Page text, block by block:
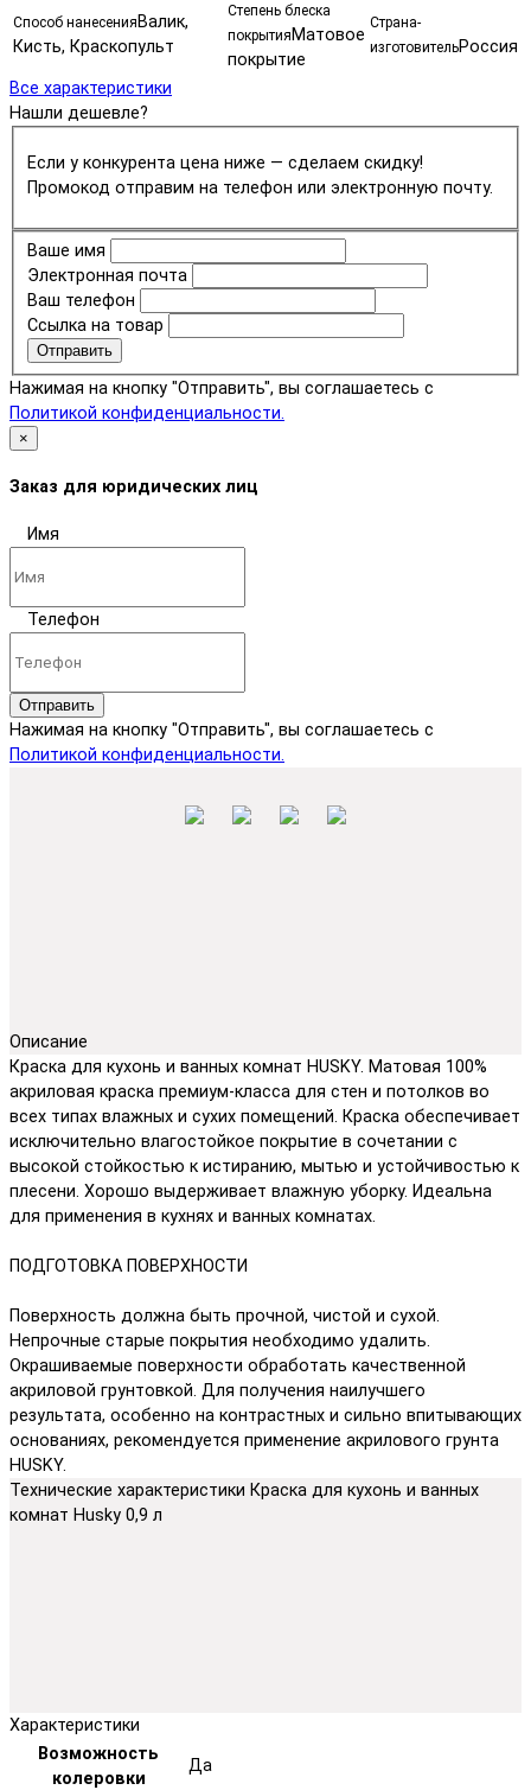
Способ нанесения Валик,
Кисть, Краскопульт
Степень блеска
покрытия Матовое
покрытие
Страна-
изготовительРоссия
Все характеристики
Нашли дешевле?
Если у конкурента цена ниже — сделаем скидку!
Промокод отправим на телефон или электронную почту.
Ваше имя
Электронная почта
Ваш телефон
Ссылка на товар
Отправить
Нажимая на кнопку "Отправить", вы соглашаетесь с
Политикой конфиденциальности.
×
Заказ для юридических лиц
Имя
Телефон
Отправить
Нажимая на кнопку "Отправить", вы соглашаетесь с
Политикой конфиденциальности.
Описание
Краска для кухонь и ванных комнат HUSKY. Матовая 100%
акриловая краска премиум-класса для стен и потолков во
всех типах влажных и сухих помещений. Краска обеспечивает
исключительно влагостойкое покрытие в сочетании с
высокой стойкостью к истиранию, мытью и устойчивостью к
плесени. Хорошо выдерживает влажную уборку. Идеальна
для применения в кухнях и ванных комнатах.
ПОДГОТОВКА ПОВЕРХНОСТИ
Поверхность должна быть прочной, чистой и сухой.
Непрочные старые покрытия необходимо удалить.
Окрашиваемые поверхности обработать качественной
акриловой грунтовкой. Для получения наилучшего
результата, особенно на контрастных и сильно впитывающих
основаниях, рекомендуется применение акрилового грунта
HUSKY.
Технические характеристики Краска для кухонь и ванных
комнат Husky 0,9 л
Характеристики
Возможность
колеровки
Да